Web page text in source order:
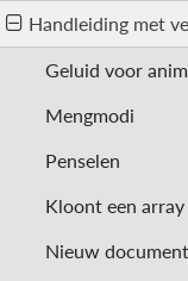
Handleiding met
Geluid voor
Mengmodi
Penselen
Kloont een array
Nieuw